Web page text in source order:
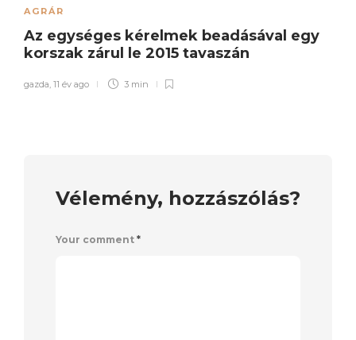
AGRÁR
Az egységes kérelmek beadásával egy
korszak zárul le 2015 tavaszán
gazda, 11 év ago 3 min
Vélemény, hozzászólás?
Your comment *